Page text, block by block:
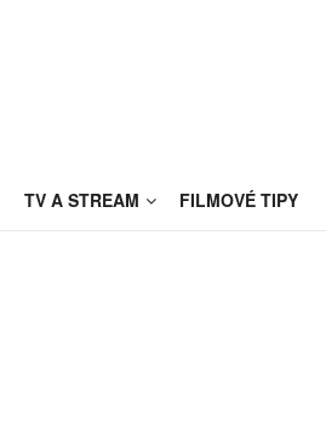
TV A STREAM FILMOVÉ TIPY